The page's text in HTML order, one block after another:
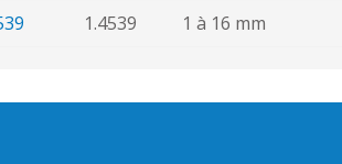
1.4539 1 à 16 mm